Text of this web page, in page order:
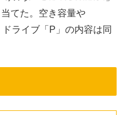
てた。空き容量や
ライブ「P」の内容は同